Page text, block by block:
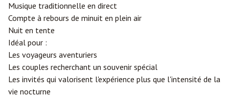
Musique traditionnelle en direct
Compte à rebours de minuit en plein air
Nuit en tente
Idéal pour :
Les voyageurs aventuriers
Les couples recherchant un souvenir spécial
Les invités qui valorisent l'expérience plus que l'intensité de la
vie nocturne